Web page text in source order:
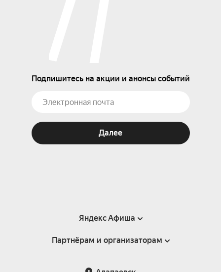
Подпишитесь на акции и анонсы событий
Далее
Яндекс Афиша
Справка
Партнёрам и организаторам